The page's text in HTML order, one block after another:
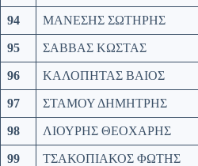
94 ΜΑΝΕΣΗΣ ΣΩΤΗΡΗΣ
95 ΣΑΒΒΑΣ ΚΩΣΤΑΣ
96 ΚΑΛΟΠΗΤΑΣ ΒΑΙΟΣ
97 ΣΤΑΜΟΥ ΔΗΜΗΤΡΗΣ
98 ΛΙΟΥΡΗΣ ΘΕΟΧΑΡΗΣ
99 ΤΣΑΚΟΠΙΑΚΟΣ ΦΩΤΗΣ